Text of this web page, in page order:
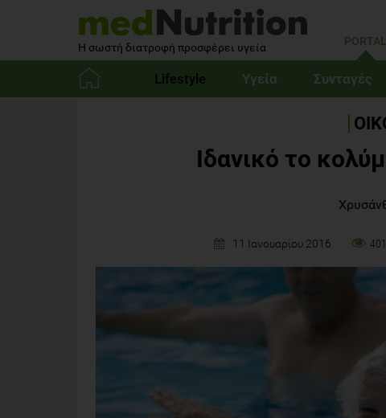
Η σωστή διατροφή προσφέρει υγεία PORTAL
Lifestyle Υγεία Συνταγές
Ιδανικό το
11 Ιανουαρίου 2016